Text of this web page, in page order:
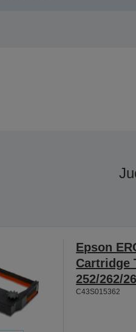
Epson
Cartridge
252/262/
C43S015362